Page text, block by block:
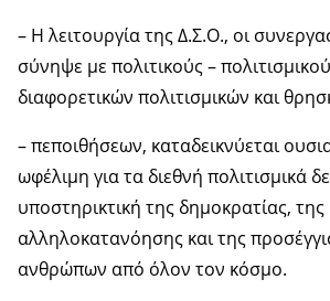
– Η λειτουργία της Δ.Σ.Ο., οι
σύνηψε με πολιτικούς –
διαφορετικών πολιτισμικών και
– πεποιθήσεων, καταδεικνύεται
ωφέλιμη για τα διεθνή πολιτισμικά
υποστηρικτική της δημοκρατίας, της
αλληλοκατανόησης και της
ανθρώπων από όλον τον κόσμο.